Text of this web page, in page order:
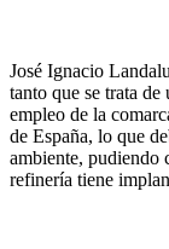
José Ignacio
tanto que se trata
empleo de la
de España, lo que
ambiente, pudiendo
refinería tiene